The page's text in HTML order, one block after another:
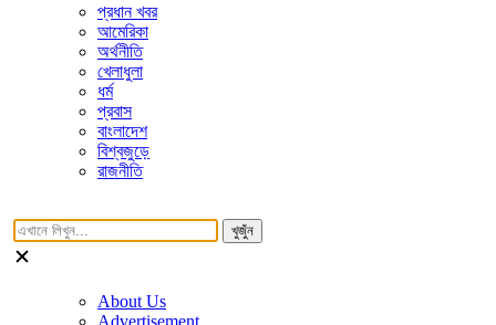
প্রধান খবর
আমেরিকা
অর্থনীতি
খেলাধুলা
ধর্ম
প্রবাস
বাংলাদেশ
বিশ্বজুড়ে
রাজনীতি
খুজুঁন
About Us
Advertisement